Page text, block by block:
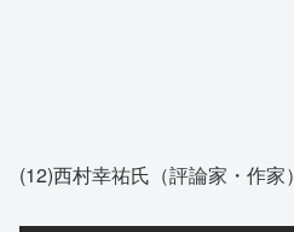
(12)西村幸祐氏（評論家・作家）